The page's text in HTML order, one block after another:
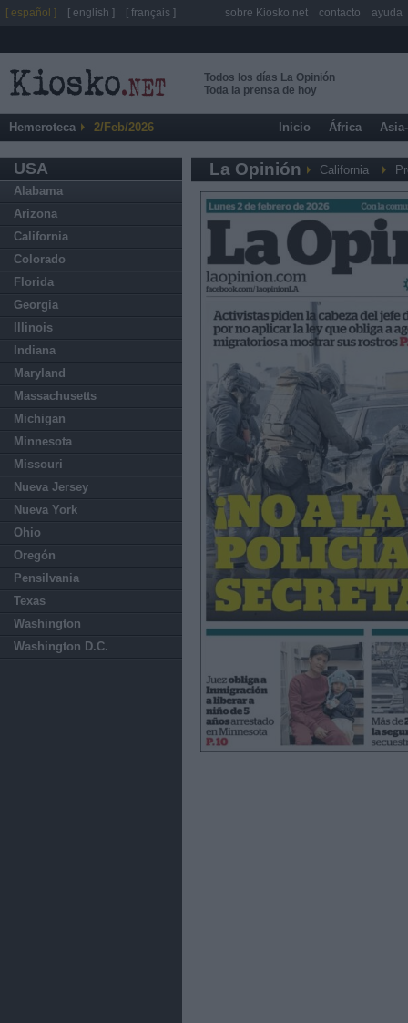
Todos los días La Opinión
Toda la prensa de hoy
Hemeroteca 2/Feb/2026 Inicio África
USA
Alabama
Arizona
California
Colorado
Florida
Georgia
Illinois
Indiana
Maryland
Massachusetts
Michigan
Minnesota
Missouri
Nueva Jersey
Nueva York
Ohio
Oregón
Pensilvania
Texas
Washington
Washington D.C.
La Opinión California
[ español ] [ english ] [ français ] sobre Kiosko.net contacto ayuda